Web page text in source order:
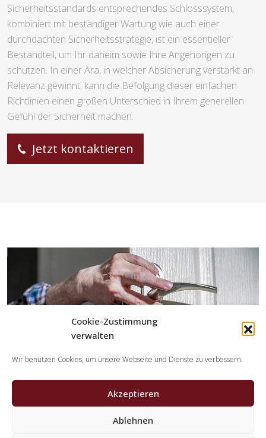
Cookie-Zustimmung
verwalten
Wir benutzen Cookies, um unsere Webseite und Dienste zu verbessern.
Akzeptieren
Ablehnen
Sicherheitsstandards entsprechendes Schlosssystem,
kombiniert mit beständiger Wartung wie auch einer
durchdachten Sicherheitsstrategie, ist ein essentieller
Bestandteil, um Ihr daheim sowie Ihre Angehörigen zu
schützen. In einer Ära, in welcher Absicherung verstärkt an
Relevanz gewinnt, kann die Befolgung dieser einfachen
Richtlinien einen großen Unterschied in Ihrem generellen
Gefühl der Sicherheit machen.
Jetzt kontaktieren